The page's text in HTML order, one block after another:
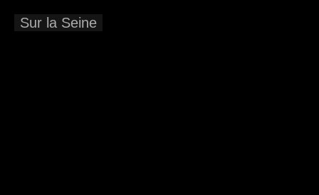
Sur la Seine